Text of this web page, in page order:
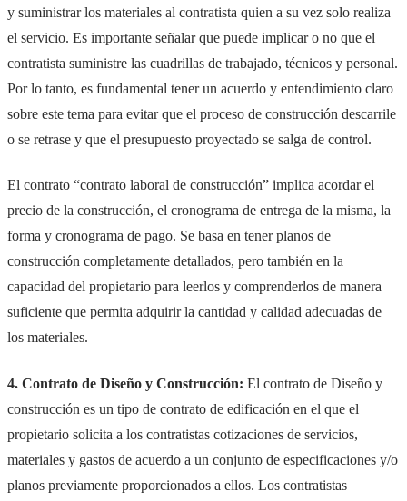
y suministrar los materiales al contratista quien a su vez solo realiza
el servicio. Es importante señalar que puede implicar o no que el
contratista suministre las cuadrillas de trabajado, técnicos y personal.
Por lo tanto, es fundamental tener un acuerdo y entendimiento claro
sobre este tema para evitar que el proceso de construcción descarrile
o se retrase y que el presupuesto proyectado se salga de control.
El contrato “contrato laboral de construcción” implica acordar el
precio de la construcción, el cronograma de entrega de la misma, la
forma y cronograma de pago. Se basa en tener planos de
construcción completamente detallados, pero también en la
capacidad del propietario para leerlos y comprenderlos de manera
suficiente que permita adquirir la cantidad y calidad adecuadas de
los materiales.
4. Contrato de Diseño y Construcción: El contrato de Diseño y
construcción es un tipo de contrato de edificación en el que el
propietario solicita a los contratistas cotizaciones de servicios,
materiales y gastos de acuerdo a un conjunto de especificaciones y/o
planos previamente proporcionados a ellos. Los contratistas